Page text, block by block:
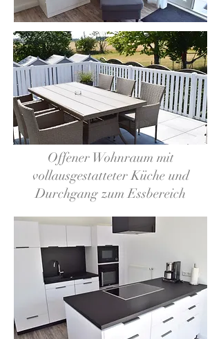
Offener Wohnraum mit
vollausgestatteter Küche und
Durchgang zum Essbereich